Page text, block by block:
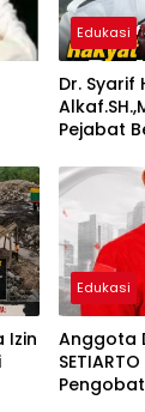
Edukasi
Dr. Syarif
Pejabat
Izin
Edukasi
Anggota DPR